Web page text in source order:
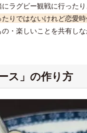
ラグビー観戦に行った
たりではないけれど恋愛
・楽しいことを共有し
ス」の作り方